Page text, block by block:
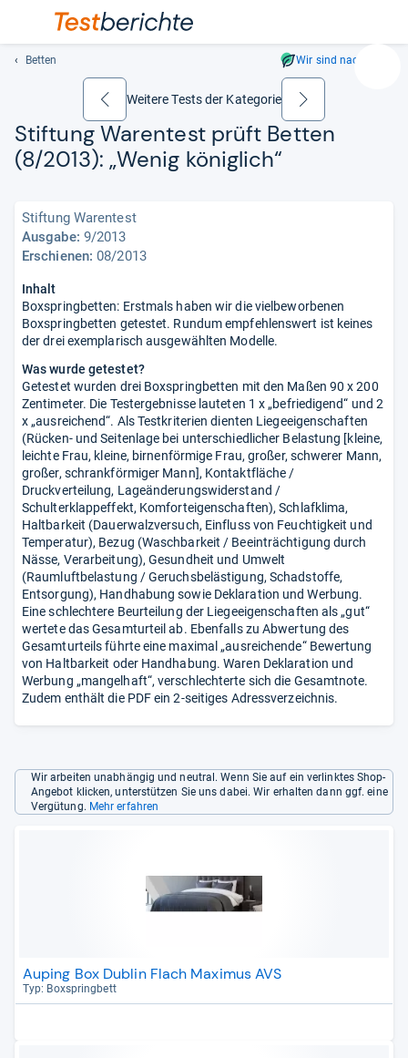
sich
Betten Wir sind nachhaltig
Stif­tung Waren­test prüft Bet­ten
(8/2013): „Wenig könig­lich“
zurück Weitere Tests der Kategorie weiter
Stiftung Warentest
Ausgabe: 9/2013
Erschienen: 08/2013
Inhalt
Boxspringbetten: Erstmals haben wir die vielbeworbenen
Boxspringbetten getestet. Rundum empfehlenswert ist keines
der drei exemplarisch ausgewählten Modelle.
Was wurde getestet?
Getestet wurden drei Boxspringbetten mit den Maßen 90 x 200
Zentimeter. Die Testergebnisse lauteten 1 x „befriedigend“ und 2
x „ausreichend“. Als Testkriterien dienten Liegeeigenschaften
(Rücken- und Seitenlage bei unterschiedlicher Belastung [kleine,
leichte Frau, kleine, birnenförmige Frau, großer, schwerer Mann,
großer, schrankförmiger Mann], Kontaktfläche /
Druckverteilung, Lageänderungswiderstand /
Schulterklappeffekt, Komforteigenschaften), Schlafklima,
Haltbarkeit (Dauerwalzversuch, Einfluss von Feuchtigkeit und
Temperatur), Bezug (Waschbarkeit / Beeinträchtigung durch
Nässe, Verarbeitung), Gesundheit und Umwelt
(Raumluftbelastung / Geruchsbelästigung, Schadstoffe,
Entsorgung), Handhabung sowie Deklaration und Werbung.
Eine schlechtere Beurteilung der Liegeeigenschaften als „gut“
wertete das Gesamturteil ab. Ebenfalls zu Abwertung des
Gesamturteils führte eine maximal „ausreichende“ Bewertung
von Haltbarkeit oder Handhabung. Waren Deklaration und
Werbung „mangelhaft“, verschlechterte sich die Gesamtnote.
Zudem enthält die PDF ein 2-seitiges Adressverzeichnis.
Wir arbeiten unabhängig und neutral. Wenn Sie auf ein verlinktes Shop-
Angebot klicken, unterstützen Sie uns dabei. Wir erhalten dann ggf. eine
Vergütung. Mehr erfahren
Auping Box Dublin Flach Maximus AVS
Typ: Box­spring­bett